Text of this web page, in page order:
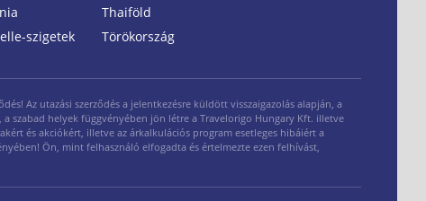
szigetek
Thaiföld
Törökország
Az utazási szerződés a jelentkezésre küldött visszaigazolás alapján, a
szabad helyek függvényében jön létre a Travelorigo Hungary Kft. illetve
és akciókért, illetve az árkalkulációs program esetleges hibáiért a
Ön, mint felhasználó elfogadta és értelmezte ezen felhívást,